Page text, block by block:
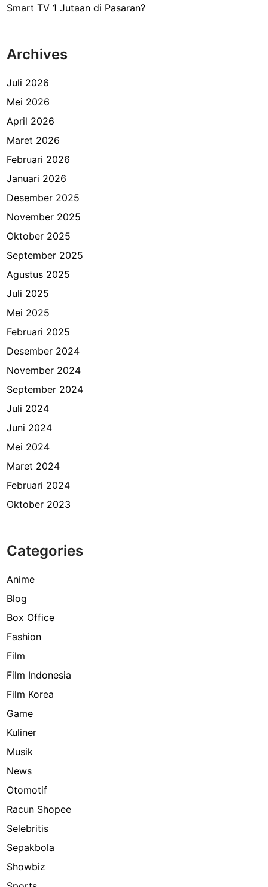
Smart TV 1 Jutaan di Pasaran?
Archives
Juli 2026
Mei 2026
April 2026
Maret 2026
Februari 2026
Januari 2026
Desember 2025
November 2025
Oktober 2025
September 2025
Agustus 2025
Juli 2025
Mei 2025
Februari 2025
Desember 2024
November 2024
September 2024
Juli 2024
Juni 2024
Mei 2024
Maret 2024
Februari 2024
Oktober 2023
Categories
Anime
Blog
Box Office
Fashion
Film
Film Indonesia
Film Korea
Game
Kuliner
Musik
News
Otomotif
Racun Shopee
Selebritis
Sepakbola
Showbiz